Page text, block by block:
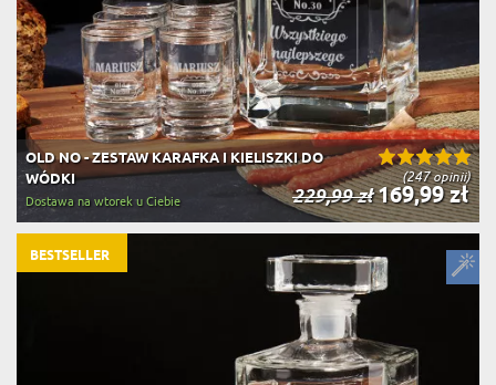
(247 opinii)
OLD NO - ZESTAW KARAFKA I KIELISZKI DO
WÓDKI
229,99 zł169,99 zł
Dostawa na wtorek u Ciebie
BESTSELLER